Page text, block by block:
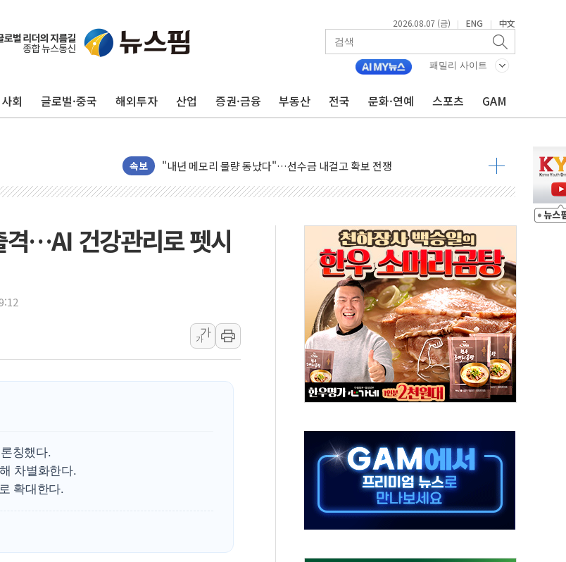
2026.08.07 (금) | ENG | 中文
패밀리 사이트
사회 글로벌·중국 해외투자 산업 증권·금융 부동산 전국 문화·연예 스포츠 GAM
속보
AI 메모리 향한 뜨거운 관심…SK하이닉스, FMS서 '풀스택' 기술력 과시
건설 불황 속 내실 다진 한샘…B2B 확장으로 성장동력 확보
현대지에프홀딩스, 자사주 1000억 연내 소각…2분기 영업익 853억
관광객 3000만명 목표인데…외국인 숙박 부가세 환급 앞당겨 종료
美 정보 당국 "푸틴, 몇 년 내 NATO 결속력 시험하려 한정적 침공 가능성"
인도, 바이오가스 생산에 3.5조원 투입키로...'에너지 자립' 일환
서울시, 정비사업으로 주택 36% 늘었다...공급부족 전 시장 규제 탓 커
신인류콘텐츠, 핀란드 AI 기업 Audission Oy와 운영 파트너십 체결
"일부 존치" vs "전면 개발"…서리풀2구역 갈등, 협의 테이블에
[AI 카드뉴스] 기후변화가 바꾼 대한민국 여름
국민의힘 윤리위, '부산 돌려차기 발언' 논란 서범수·진종오 징계절차 개시
전남광주 구례 산불 32분 만에 주불 진화...인명피해 없어
[시승기] 공간·승차감 잡은 볼보 EX90…'올 터치'는 호불호
[종합] 청도 흥선리 야산 산불 1시간36분만에 주불진화....인명피해 없어
…AI 건강관리로 펫시
가
가
칭했다.
차별화한다.
확대한다.